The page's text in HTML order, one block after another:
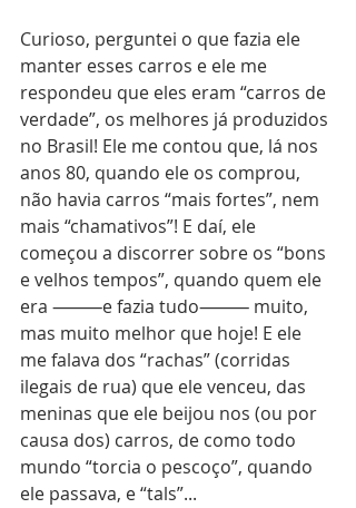
Curioso, perguntei o que fazia ele
manter esses carros e ele me
respondeu que eles eram “carros de
verdade”, os melhores já produzidos
no Brasil! Ele me contou que, lá nos
anos 80, quando ele os comprou,
não havia carros “mais fortes”, nem
mais “chamativos”! E daí, ele
começou a discorrer sobre os “bons
e velhos tempos”, quando quem ele
era ⸻e fazia tudo⸻ muito,
mas muito melhor que hoje! E ele
me falava dos “rachas” (corridas
ilegais de rua) que ele venceu, das
meninas que ele beijou nos (ou por
causa dos) carros, de como todo
mundo “torcia o pescoço”, quando
ele passava, e “tals”...